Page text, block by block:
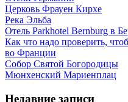
Церковь Фрауен Кирхе
Река Эльба
Отель Parkhotel Bernburg в
Как что надо проверить,
во Франции
Собор Святой Богородицы
Мюнхенский Мариенплац
Недавние записи